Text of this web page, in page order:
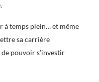
à temps plein… et même
sa carrière
pouvoir s’investir